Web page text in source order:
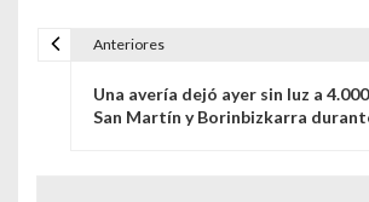
Anteriores
Una avería dejó ayer sin luz a
San Martín y Borinbizkarra